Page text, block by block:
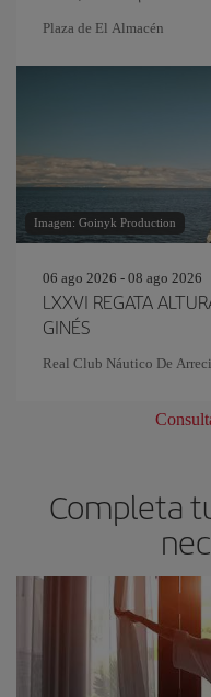
Plaza de El Almacén
Imagen: Goinyk Production
06 ago 2026 - 08 ago 2026
LXXVI REGATA
GINÉS
Real Club Náutico De
Completa